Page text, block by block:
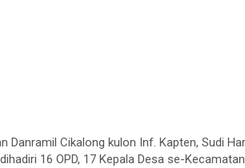
Danramil Cikalong kulon Inf. Kapten, Sudi
16 OPD, 17 Kepala Desa se-